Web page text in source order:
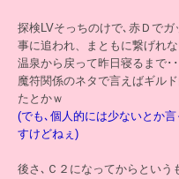
探検LVそっちのけで､赤Ｄで
事に追われ、まともに繋げれな
温泉から戻って昨日寝るまで･
魔符関係のネタで言えばギル
たとかｗ
(でも､個人的には少ないとか
すけどねぇ)
後さ､Ｃ２になってからという